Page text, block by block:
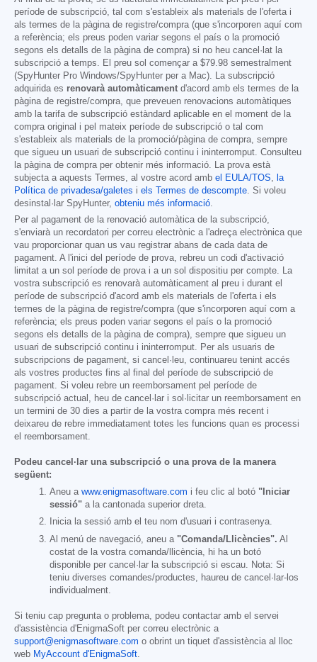
període de subscripció, tal com s'estableix als materials de l'oferta i
als termes de la pàgina de registre/compra (que s'incorporen aquí com
a referència; els preus poden variar segons el país o la promoció
segons els detalls de la pàgina de compra) si no heu cancel·lat la
subscripció a temps. El preu sol començar a $79.98 semestralment
(SpyHunter Pro Windows/SpyHunter per a Mac). La subscripció
adquirida es renovarà automàticament d'acord amb els termes de la
pàgina de registre/compra, que preveuen renovacions automàtiques
amb la tarifa de subscripció estàndard aplicable en el moment de la
compra original i pel mateix període de subscripció o tal com
s'estableix als materials de la promoció/pàgina de compra, sempre
que sigueu un usuari de subscripció continu i ininterromput. Consulteu
la pàgina de compra per obtenir més informació. La prova està
subjecta a aquests Termes, al vostre acord amb el EULA/TOS, la
Política de privadesa/galetes i els Termes de descompte. Si voleu
desinstal·lar SpyHunter, obteniu més informació.
Per al pagament de la renovació automàtica de la subscripció,
s'enviarà un recordatori per correu electrònic a l'adreça electrònica que
vau proporcionar quan us vau registrar abans de cada data de
pagament. A l'inici del període de prova, rebreu un codi d'activació
limitat a un sol període de prova i a un sol dispositiu per compte. La
vostra subscripció es renovarà automàticament al preu i durant el
període de subscripció d'acord amb els materials de l'oferta i els
termes de la pàgina de registre/compra (que s'incorporen aquí com a
referència; els preus poden variar segons el país o la promoció
segons els detalls de la pàgina de compra), sempre que sigueu un
usuari de subscripció continu i ininterromput. Per als usuaris de
subscripcions de pagament, si cancel·leu, continuareu tenint accés
als vostres productes fins al final del període de subscripció de
pagament. Si voleu rebre un reemborsament pel període de
subscripció actual, heu de cancel·lar i sol·licitar un reemborsament en
un termini de 30 dies a partir de la vostra compra més recent i
deixareu de rebre immediatament totes les funcions quan es processi
el reemborsament.
Podeu cancel·lar una subscripció o una prova de la manera
següent:
Aneu a www.enigmasoftware.com i feu clic al botó "Iniciar
sessió" a la cantonada superior dreta.
Inicia la sessió amb el teu nom d'usuari i contrasenya.
Al menú de navegació, aneu a "Comanda/Llicències". Al
costat de la vostra comanda/llicència, hi ha un botó
disponible per cancel·lar la subscripció si escau. Nota: Si
teniu diverses comandes/productes, haureu de cancel·lar-los
individualment.
Si teniu cap pregunta o problema, podeu contactar amb el servei
d'assistència d'EnigmaSoft per correu electrònic a
support@enigmasoftware.com o obrint un tiquet d'assistència al lloc
web MyAccount d'EnigmaSoft